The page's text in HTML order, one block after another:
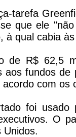
tarefa
que ele
à qual cabia
de R$ 62,5
aos fundos
com os
foi
O
Unidos.